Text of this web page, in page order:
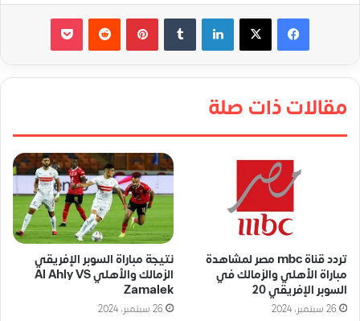
لينكدإن بينتيريست
مقالات ذات صلة
تردد قناة mbc مصر لمشاهدة
مباراة الأهلي والزمالك في
السوبر الإفريقي 20
26 سبتمبر، 2024
نتيجة مباراة السوبر الإفريقي
الزمالك والأهلي Al Ahly VS
Zamalek
26 سبتمبر، 2024